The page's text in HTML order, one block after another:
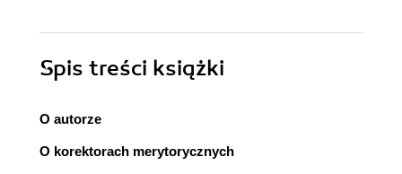
Spis treści książki
O autorze
O korektorach merytorycznych